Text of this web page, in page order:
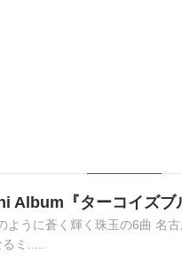
Album『ターコイズブ
ように蒼く輝く珠玉の6曲 名
ミ.....